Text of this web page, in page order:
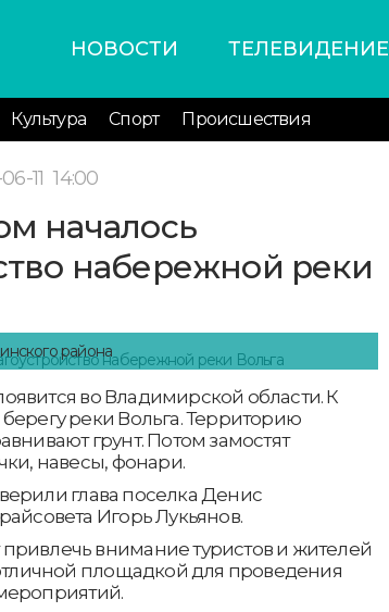
НОВОСТИ ТЕЛЕВИДЕНИЕ
Культура Спорт Происшествия
11 14:00
началось
набережной реки
района
во Владимирской области. К
реки Вольга. Территорию
грунт. Потом замостят
навесы, фонари.
глава поселка Денис
Игорь Лукьянов.
внимание туристов и жителей
площадкой для проведения